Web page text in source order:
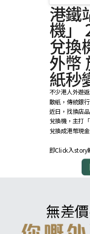
港鐵
機」
兌換
外幣
紙秒
不少港人外遊
散紙，傳統銀
近日，找換店
兌換機，主打
兌換成港幣現
即Click入story
無差